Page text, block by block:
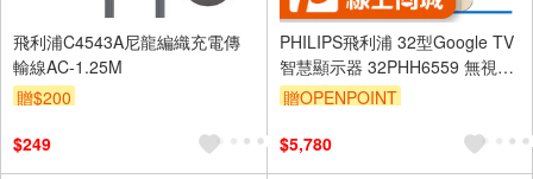
飛利浦C4543A尼龍編織充電傳
輸線AC-1.25M
贈$200
$249
PHILIPS飛利浦 32型Google TV
智慧顯示器 32PHH6559 無視訊
盒
贈OPENPOINT
$5,780